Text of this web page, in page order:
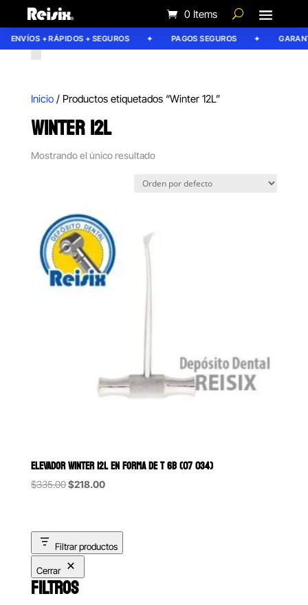
0 Items
ENVÍOS + RÁPIDOS + SEGUROS PAGOS SEGUROS
Inicio/ Productos etiquetados “Winter 12L”
WINTER 12L
Mostrando el único resultado
ELEVADOR WINTER 12L EN FORMA DE T 6B (07 034)
$335.00Original
$335.00.
$218.00Current
$218.00.
Filtrar productos
Cerrar
FILTROS